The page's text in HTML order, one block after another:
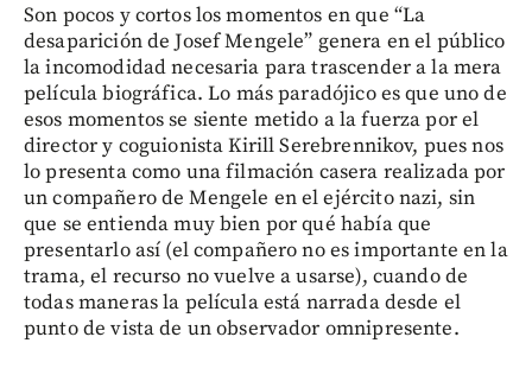
Son pocos y cortos los momentos en que “La
desaparición de Josef Mengele” genera en el público
la incomodidad necesaria para trascender a la mera
película biográfica. Lo más paradójico es que uno de
esos momentos se siente metido a la fuerza por el
director y coguionista Kirill Serebrennikov, pues nos
lo presenta como una filmación casera realizada por
un compañero de Mengele en el ejército nazi, sin
que se entienda muy bien por qué había que
presentarlo así (el compañero no es importante en la
trama, el recurso no vuelve a usarse), cuando de
todas maneras la película está narrada desde el
punto de vista de un observador omnipresente.